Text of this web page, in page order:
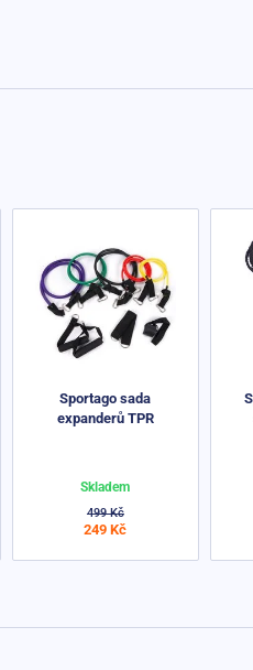
Sportago sada
expanderů TPR
499 Kč
249 Kč
Skladem